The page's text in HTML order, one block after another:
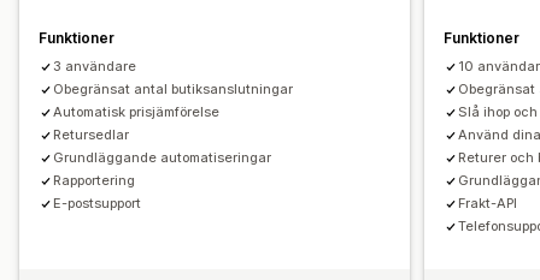
Funktioner
3 användare
Obegränsat antal butiksanslutningar
Automatisk prisjämförelse
Retursedlar
Grundläggande automatiseringar
Rapportering
E-postsupport
Funktioner
10
Slå ihop
Använd
Returer och
Frakt-API